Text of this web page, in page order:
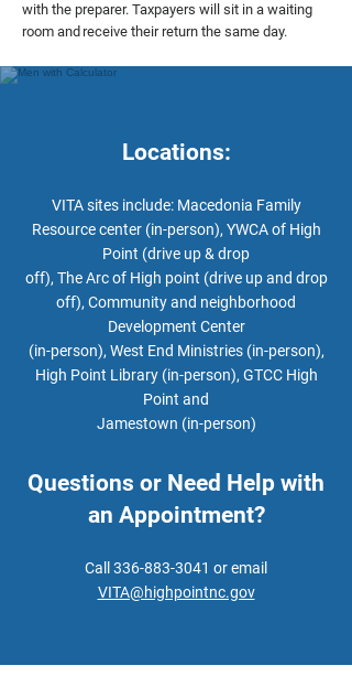
with the preparer. Taxpayers will sit in a waiting
room and receive their return the same day.
Locations:
VITA sites include: Macedonia Family
Resource center (in-person), YWCA of High
Point (drive up & drop
off), The Arc of High point (drive up and drop
off), Community and neighborhood
Development Center
(in-person), West End Ministries (in-person),
High Point Library (in-person), GTCC High
Point and
Jamestown (in-person)
Questions or Need Help with
an Appointment?
Call 336-883-3041 or email
VITA@highpointnc.gov